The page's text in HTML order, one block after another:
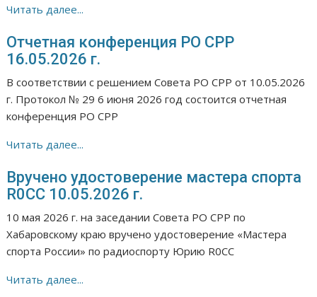
Читать далее...
Отчетная конференция РО СРР
16.05.2026 г.
В соответствии с решением Совета РО СРР от 10.05.2026
г. Протокол № 29 6 июня 2026 год состоится отчетная
конференция РО СРР
Читать далее...
Вручено удостоверение мастера спорта
R0CC 10.05.2026 г.
10 мая 2026 г. на заседании Совета РО СРР по
Хабаровскому краю вручено удостоверение «Мастера
спорта России» по радиоспорту Юрию R0CC
Читать далее...